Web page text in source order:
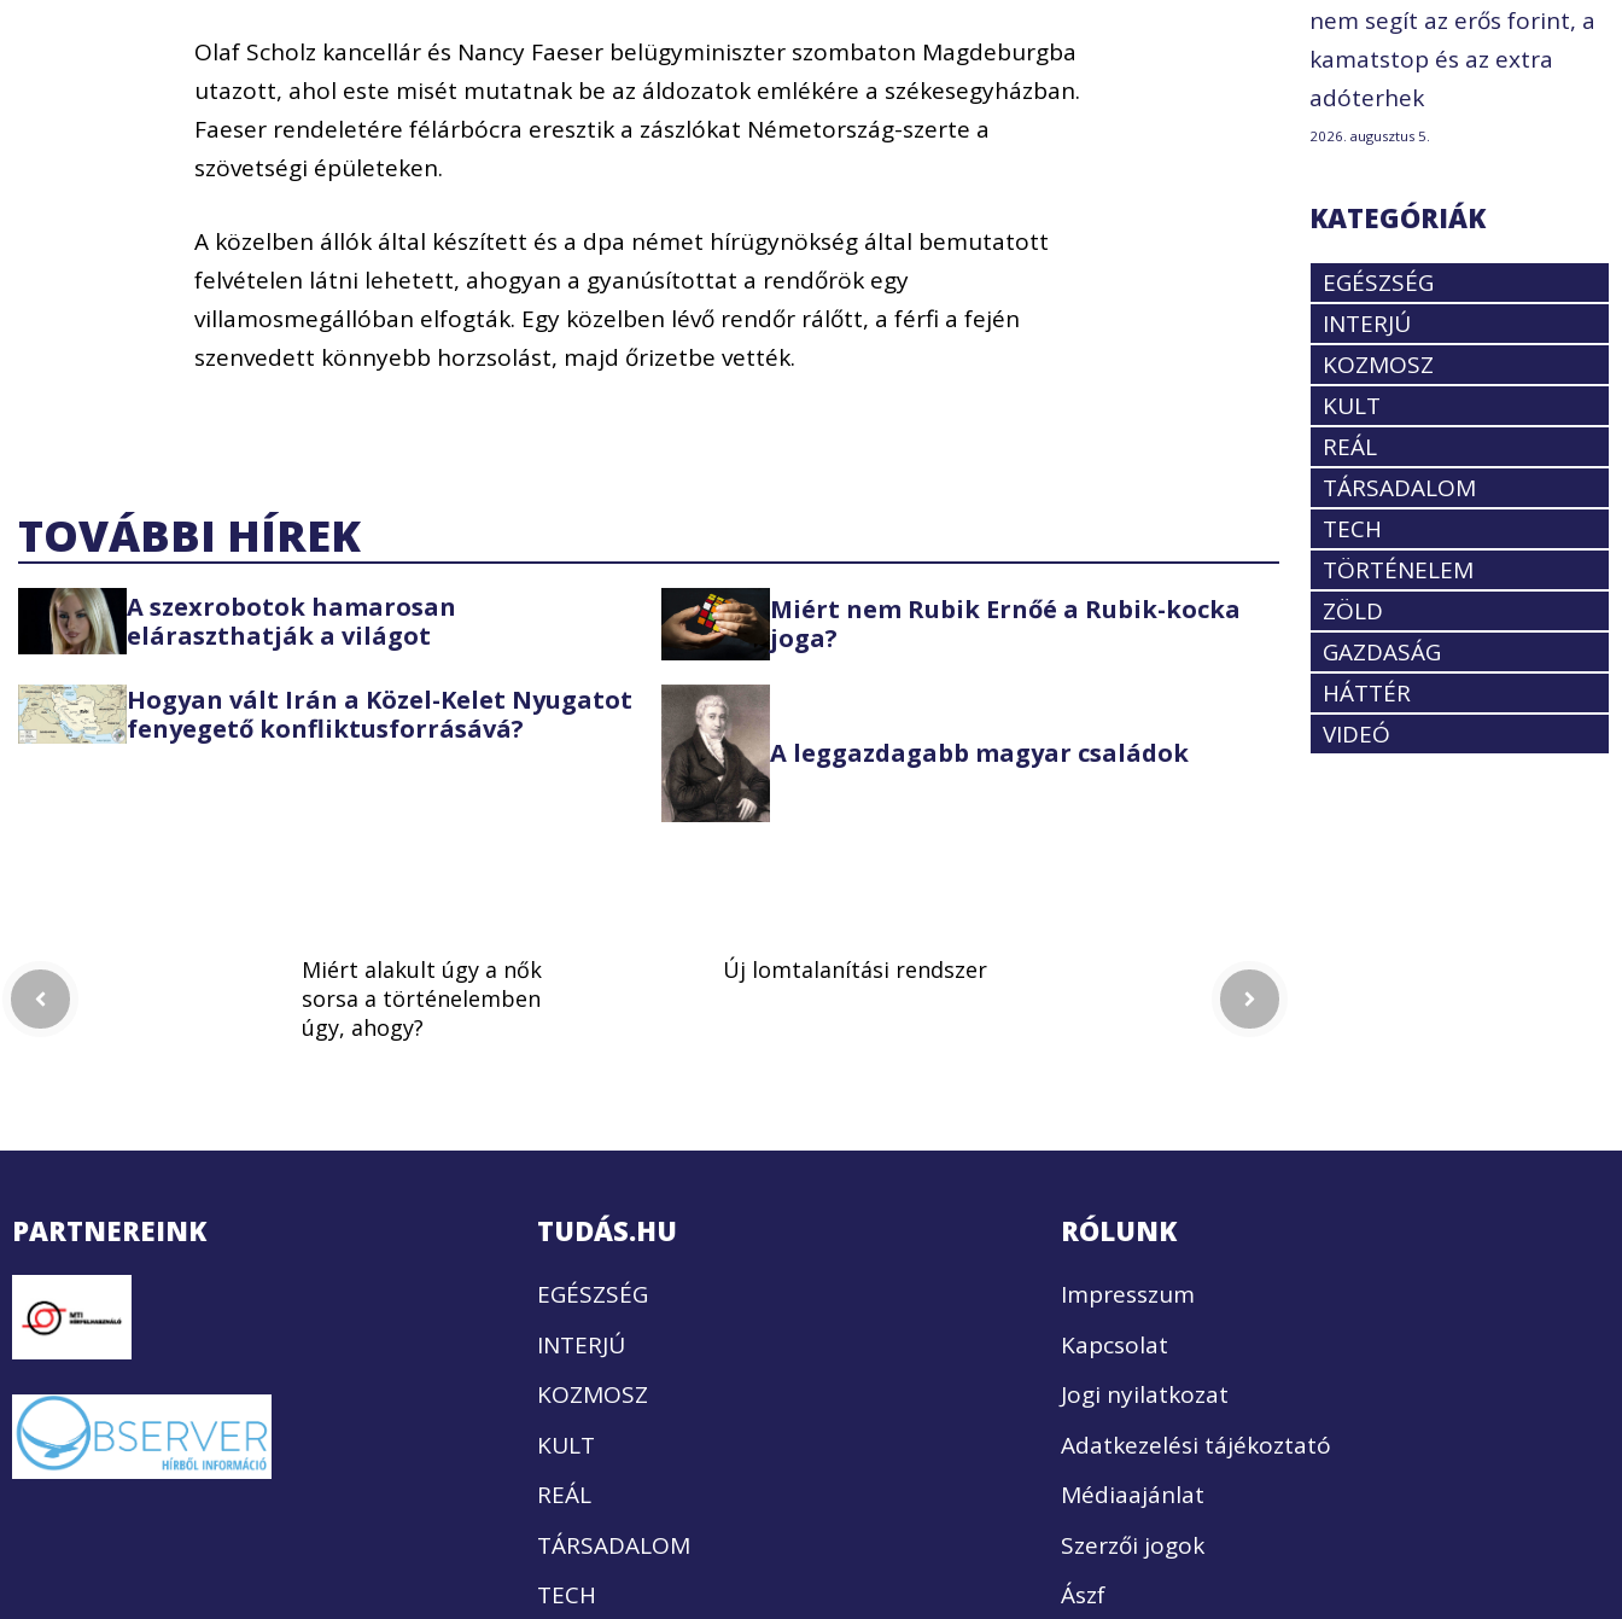
Olaf Scholz kancellár és Nancy Faeser belügyminiszter szombaton Magdeburgba
utazott, ahol este misét mutatnak be az áldozatok emlékére a székesegyházban.
Faeser rendeletére félárbócra eresztik a zászlókat Németország-szerte a
szövetségi épületeken.
A közelben állók által készített és a dpa német hírügynökség által bemutatott
felvételen látni lehetett, ahogyan a gyanúsítottat a rendőrök egy
villamosmegállóban elfogták. Egy közelben lévő rendőr rálőtt, a férfi a fején
szenvedett könnyebb horzsolást, majd őrizetbe vették.
TOVÁBBI HÍREK
A szexrobotok hamarosan
eláraszthatják a világot
Miért nem Rubik Ernőé a Rubik-kocka
joga?
Hogyan vált Irán a Közel-Kelet Nyugatot
fenyegető konfliktusforrásává?
A leggazdagabb magyar családok
nem segít az erős forint, a
kamatstop és az extra
adóterhek
2026. augusztus 5.
KATEGÓRIÁK
EGÉSZSÉG
INTERJÚ
KOZMOSZ
KULT
REÁL
TÁRSADALOM
TECH
TÖRTÉNELEM
ZÖLD
GAZDASÁG
HÁTTÉR
VIDEÓ
Miért alakult úgy a nők
sorsa a történelemben
úgy, ahogy?
Új lomtalanítási rendszer
PARTNEREINK TUDÁS.HU
EGÉSZSÉG
INTERJÚ
KOZMOSZ
KULT
REÁL
TÁRSADALOM
TECH
RÓLUNK
Impresszum
Kapcsolat
Jogi nyilatkozat
Adatkezelési tájékoztató
Médiaajánlat
Szerzői jogok
Ászf